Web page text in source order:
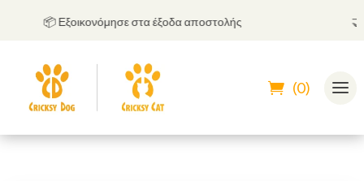
📦 Εξοικονόμησε στα έξοδα αποστολής
(0)